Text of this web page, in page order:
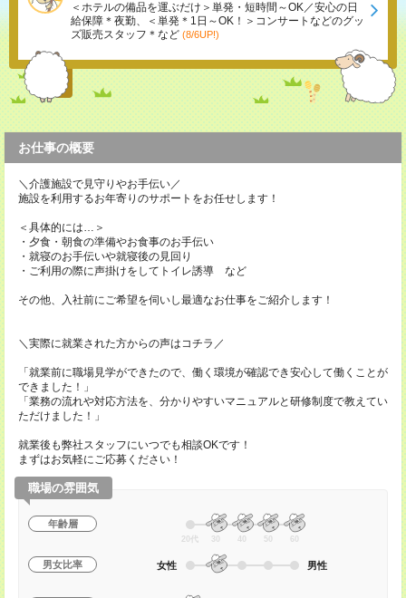
＜ホテルの備品を運ぶだけ＞単発・短時間～OK／安心の日
給保障＊夜勤、＜単発＊1日～OK！＞コンサートなどのグッ
ズ販売スタッフ＊など (8/6UP!)
お仕事の概要
＼介護施設で見守りやお手伝い／
施設を利用するお年寄りのサポートをお任せします！
＜具体的には…＞
・夕食・朝食の準備やお食事のお手伝い
・就寝のお手伝いや就寝後の見回り
・ご利用の際に声掛けをしてトイレ誘導 など
その他、入社前にご希望を伺いし最適なお仕事をご紹介します！
＼実際に就業された方からの声はコチラ／
「就業前に職場見学ができたので、働く環境が確認でき安心して働くことが
できました！」
「業務の流れや対応方法を、分かりやすいマニュアルと研修制度で教えてい
ただけました！」
就業後も弊社スタッフにいつでも相談OKです！
まずはお気軽にご応募ください！
職場の雰囲気
年齢層
20代 30 40 50 60
男女比率 女性 男性